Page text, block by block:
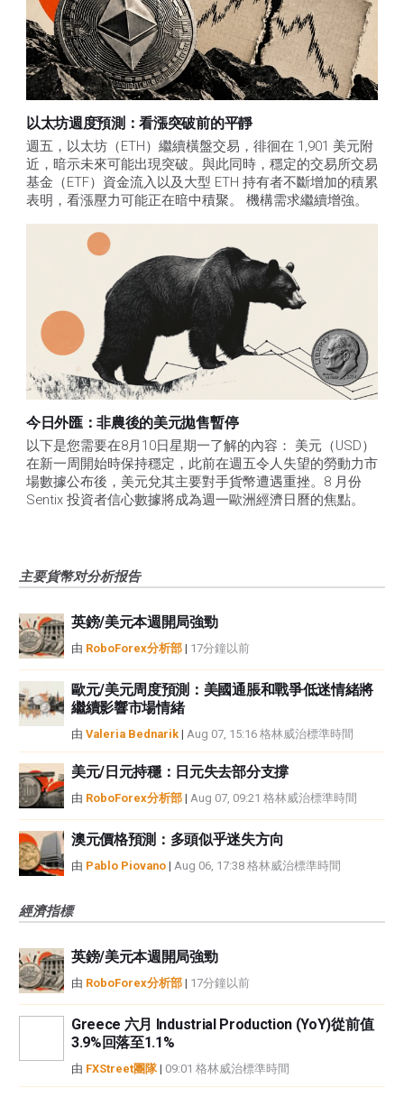
以太坊週度預測：看漲突破前的平靜
週五，以太坊（ETH）繼續橫盤交易，徘徊在 1,901 美元附
近，暗示未來可能出現突破。與此同時，穩定的交易所交易
基金（ETF）資金流入以及大型 ETH 持有者不斷增加的積累
表明，看漲壓力可能正在暗中積聚。 機構需求繼續增強。
今日外匯：非農後的美元拋售暫停
以下是您需要在8月10日星期一了解的內容： 美元（USD）
在新一周開始時保持穩定，此前在週五令人失望的勞動力市
場數據公布後，美元兌其主要對手貨幣遭遇重挫。8 月份
Sentix 投資者信心數據將成為週一歐洲經濟日曆的焦點。
主要貨幣对分析报告
英鎊/美元本週開局強勁
由 RoboForex分析部 | 17分鐘以前
歐元/美元周度預測：美國通脹和戰爭低迷情緒將
繼續影響市場情緒
由 Valeria Bednarik | Aug 07, 15:16 格林威治標準時間
美元/日元持穩：日元失去部分支撐
由 RoboForex分析部 | Aug 07, 09:21 格林威治標準時間
澳元價格預測：多頭似乎迷失方向
由 Pablo Piovano | Aug 06, 17:38 格林威治標準時間
經濟指標
英鎊/美元本週開局強勁
由 RoboForex分析部 | 17分鐘以前
Greece 六月 Industrial Production (YoY)從前值
3.9%回落至1.1%
由 FXStreet團隊| 09:01 格林威治標準時間